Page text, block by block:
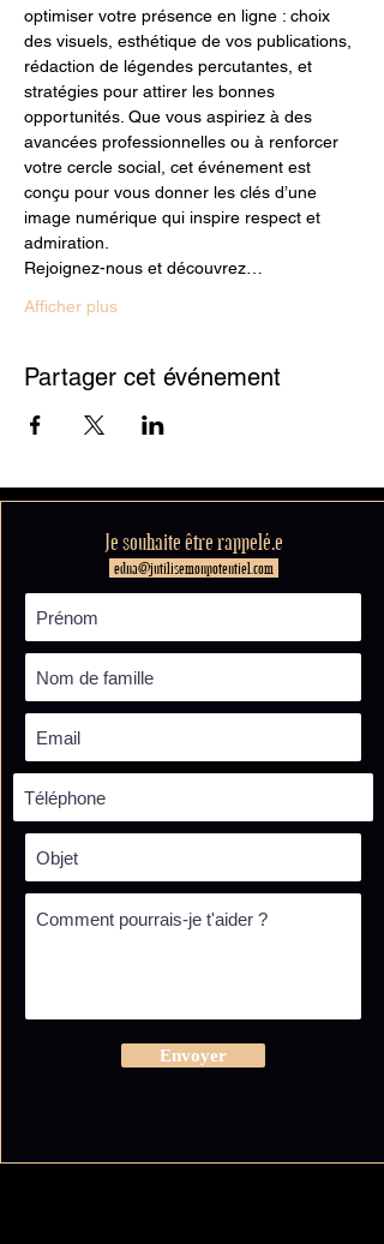
optimiser votre présence en ligne : choix
des visuels, esthétique de vos publications,
rédaction de légendes percutantes, et
stratégies pour attirer les bonnes
opportunités. Que vous aspiriez à des
avancées professionnelles ou à renforcer
votre cercle social, cet événement est
conçu pour vous donner les clés d’une
image numérique qui inspire respect et
admiration.
Rejoignez-nous et découvrez…
Afficher plus
Partager cet événement
Je souhaite être rappelé.e
edna@jutilisemonpotentiel.com
Envoyer